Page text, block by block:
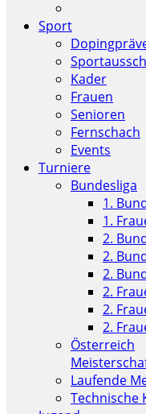
Sport
Kader
Frauen
Senioren
Fernschach
Events
Turniere
Bundesliga
1.
1.
2.
2.
2.
2.
2.
2.
Österreich
Laufende
Technische